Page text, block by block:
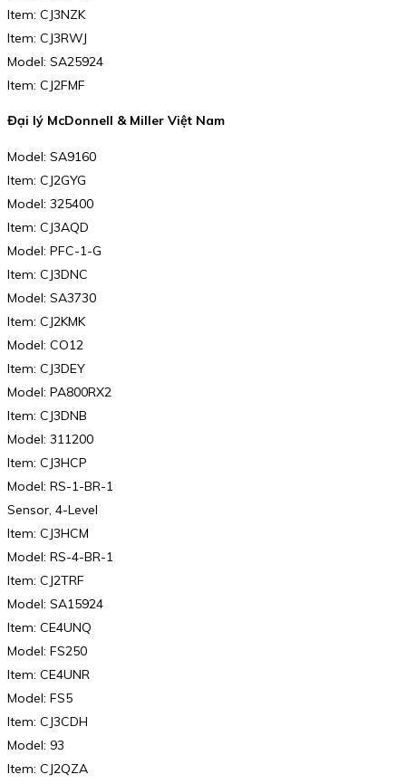
Item: CJ3NZK
Item: CJ3RWJ
Model: SA25924
Item: CJ2FMF
Đại lý McDonnell & Miller Việt Nam
Model: SA9160
Item: CJ2GYG
Model: 325400
Item: CJ3AQD
Model: PFC-1-G
Item: CJ3DNC
Model: SA3730
Item: CJ2KMK
Model: CO12
Item: CJ3DEY
Model: PA800RX2
Item: CJ3DNB
Model: 311200
Item: CJ3HCP
Model: RS-1-BR-1
Sensor, 4-Level
Item: CJ3HCM
Model: RS-4-BR-1
Item: CJ2TRF
Model: SA15924
Item: CE4UNQ
Model: FS250
Item: CE4UNR
Model: FS5
Item: CJ3CDH
Model: 93
Item: CJ2QZA